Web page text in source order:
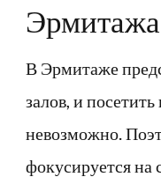
Эрмитажа
В Эрмитаже
залов, и
невозможно.
фокусируется